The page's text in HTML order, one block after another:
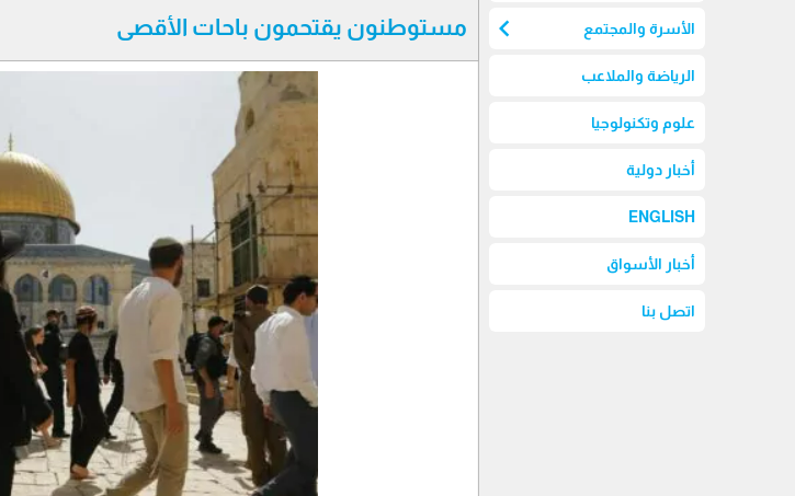
الأسرة والمجتمع chevron_left
الرياضة والملاعب
علوم وتكنولوجيا
أخبار دولية
ENGLISH
أخبار الأسواق
اتصل بنا
مستوطنون يقتحمون باحات الأقصى